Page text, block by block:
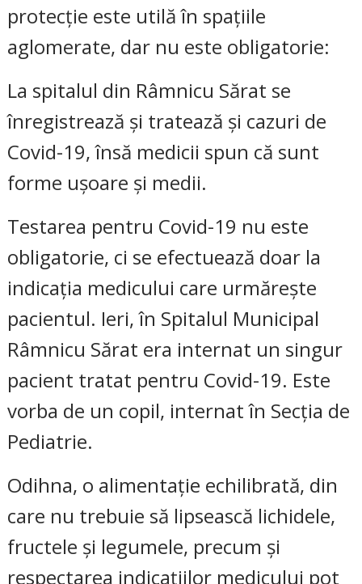
protecție este utilă în spațiile
aglomerate, dar nu este obligatorie:
La spitalul din Râmnicu Sărat se
înregistrează și tratează și cazuri de
Covid-19, însă medicii spun că sunt
forme ușoare și medii.
Testarea pentru Covid-19 nu este
obligatorie, ci se efectuează doar la
indicația medicului care urmărește
pacientul. Ieri, în Spitalul Municipal
Râmnicu Sărat era internat un singur
pacient tratat pentru Covid-19. Este
vorba de un copil, internat în Secția de
Pediatrie.
Odihna, o alimentație echilibrată, din
care nu trebuie să lipsească lichidele,
fructele și legumele, precum și
respectarea indicațiilor medicului pot